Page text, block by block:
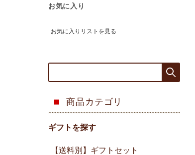
お気に入り
お気に入りリストを見る
商品カテゴリ
ギフトを探す
【送料別】ギフトセット